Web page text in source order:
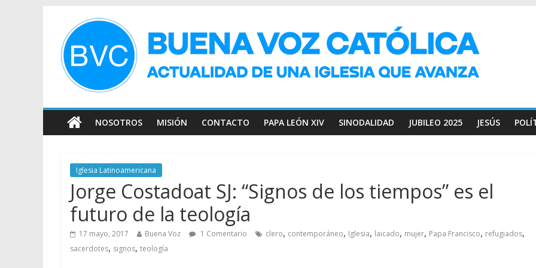
NOSOTROS MISIÓN CONTACTO PAPA LEÓN XIV SINODALIDAD JUBILEO 2025 JESÚS
Iglesia Latinoamericana
Jorge Costadoat SJ: “Signos de los tiempos” es el
futuro de la teología
17 mayo, 2017 Buena Voz 1 Comentario clero, contemporáneo, Iglesia, laicado, mujer, Papa Francisco, refugiados,
sacerdotes, signos, teología